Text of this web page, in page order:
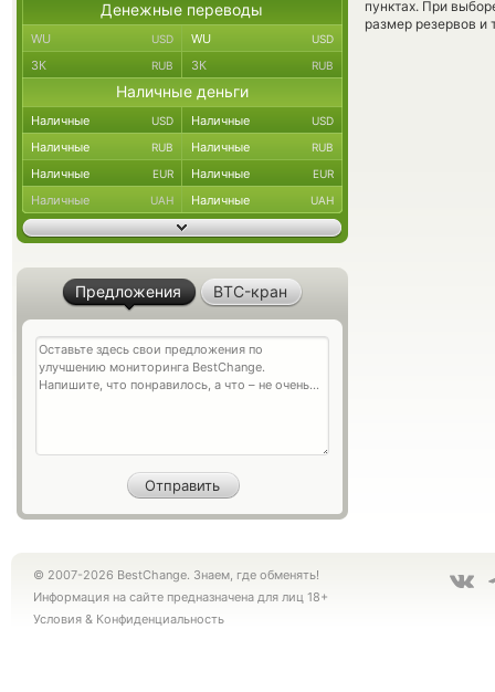
пунктах. При
размер резервов и
Денежные переводы
WU USD WU USD
ЗК RUB ЗК RUB
Наличные деньги
Наличные USD Наличные USD
Наличные RUB Наличные RUB
Наличные EUR Наличные EUR
Наличные UAH Наличные UAH
Предложения BTC-кран
© 2007-2026 BestChange. Знаем, где обменять!
Информация на сайте предназначена для лиц 18+
Условия & Конфиденциальность